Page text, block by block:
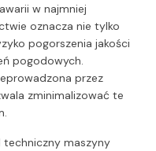
w najmniej
oznacza nie tylko
pogorszenia jakości
pogodowych.
przez
zminimalizować te
techniczny maszyny